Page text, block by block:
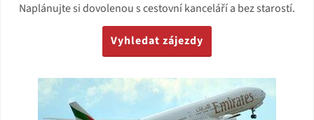
Naplánujte si dovolenou s cestovní kanceláří a bez starostí.
Vyhledat zájezdy